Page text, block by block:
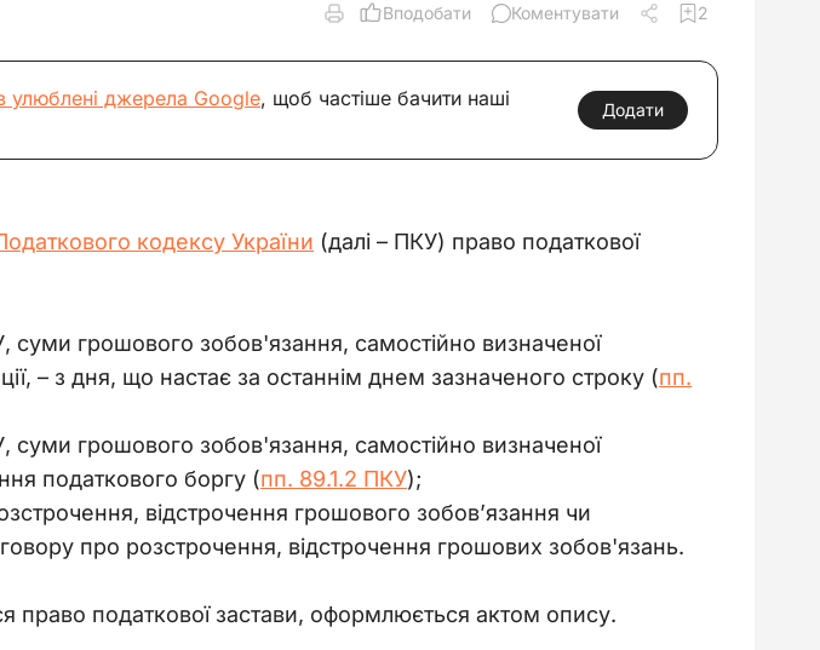
Вподобати Коментувати 2
улюблені джерела Google, щоб частіше бачити наші
Додати
кодексу України (далі – ПКУ) право податкової
суми грошового зобов'язання, самостійно визначеної
– з дня, що настає за останнім днем зазначеного строку (пп.
суми грошового зобов'язання, самостійно визначеної
податкового боргу (пп. 89.1.2 ПКУ);
відстрочення грошового зобов’язання чи
про розстрочення, відстрочення грошових зобов'язань.
право податкової застави, оформлюється актом опису.